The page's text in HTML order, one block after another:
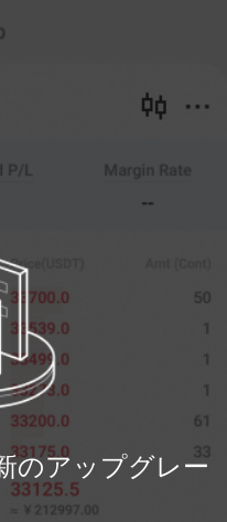
(
開いた
のアップグレー